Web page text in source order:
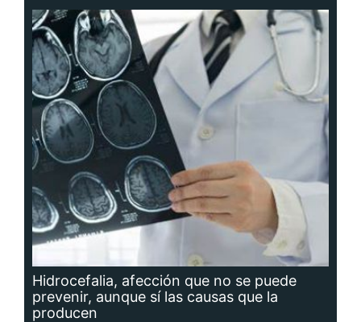
Hidrocefalia, afección que no se puede
prevenir, aunque sí las causas que la
producen